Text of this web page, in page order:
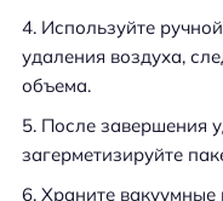
Используйте
удаления воздуха,
объема.
После завершения
загерметизируйте
Храните вакуумные